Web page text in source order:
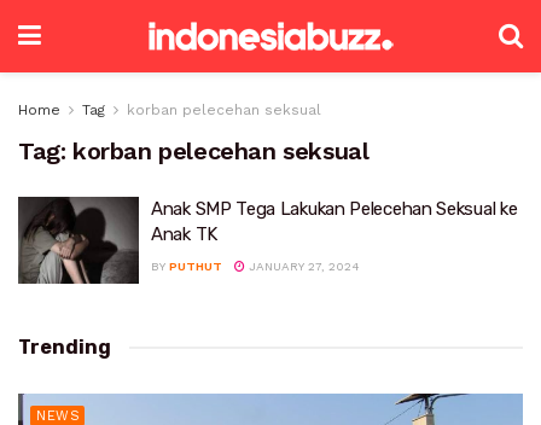
Home Tag korban pelecehan seksual
Tag: korban pelecehan seksual
Anak SMP Tega Lakukan Pelecehan Seksual ke
Anak TK
BY PUTHUT JANUARY 27, 2024
Trending
NEWS